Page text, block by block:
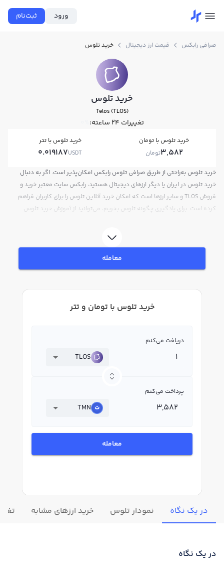
ورود ثبت‌نام
صرافی رابکس قیمت ارز دیجیتال خرید تلوس
خرید تلوس
Telos (TLOS)
تغییرات ۲۴ ساعته: 0%
خرید تلوس با تومان
3,582تومان
خرید تلوس با تتر
0.019187USDT
خرید تلوس به‌راحتی از طریق صرافی تلوس رابکس امکان‌پذیر است. اگر به دنبال
خرید تلوس در ایران یا دیگر ارزهای دیجیتال هستید، رابکس سایت معتبر خرید و
فروش TLOS و سایر ارزها است که امکان خرید آنلاین تلوس را برای کاربران فراهم
کرده است. برای یادگیری چگونه تلوس بخریم، می‌توانید از آموزش خرید تلوس
در بازار رابکس، قیمت لحظه‌ای، نمودار و امکانات فروش تلوس نیز در دسترس شما
قرار دارد تا بتوانید تصمیمات بهتری در معاملات خود بگیرید.
معامله
خرید تلوس با تومان و تتر
دریافت می‌کنم
TLOS
پرداخت می‌کنم
TMN
معامله
در یک نگاه نمودار تلوس خرید ارزهای مشابه
در یک نگاه